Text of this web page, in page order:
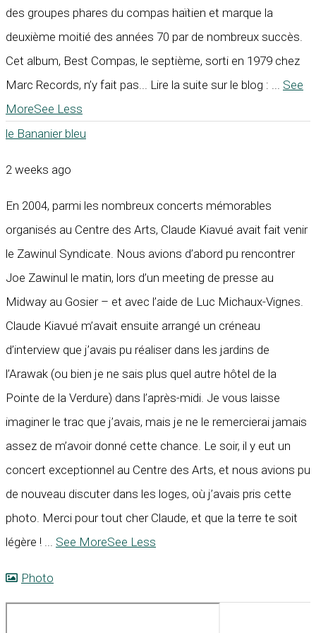
des groupes phares du compas haïtien et marque la
deuxième moitié des années 70 par de nombreux succès.
Cet album, Best Compas, le septième, sorti en 1979 chez
Marc Records, n’y fait pas... Lire la suite sur le blog :
See
MoreSee Less
le Bananier bleu
2 weeks ago
En 2004, parmi les nombreux concerts mémorables
organisés au Centre des Arts, Claude Kiavué avait fait venir
le Zawinul Syndicate. Nous avions d’abord pu rencontrer
Joe Zawinul le matin, lors d’un meeting de presse au
Midway au Gosier – et avec l’aide de Luc Michaux-Vignes.
Claude Kiavué m’avait ensuite arrangé un créneau
d’interview que j’avais pu réaliser dans les jardins de
l’Arawak (ou bien je ne sais plus quel autre hôtel de la
Pointe de la Verdure) dans l’après-midi. Je vous laisse
imaginer le trac que j’avais, mais je ne le remercierai jamais
assez de m’avoir donné cette chance. Le soir, il y eut un
concert exceptionnel au Centre des Arts, et nous avions pu
de nouveau discuter dans les loges, où j’avais pris cette
photo. Merci pour tout cher Claude, et que la terre te soit
légère !
See MoreSee Less
Photo